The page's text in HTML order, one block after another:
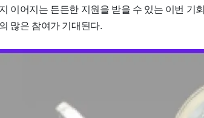
이어지는 든든한 지원을 받을 수 있는 이번 기
많은 참여가 기대된다.